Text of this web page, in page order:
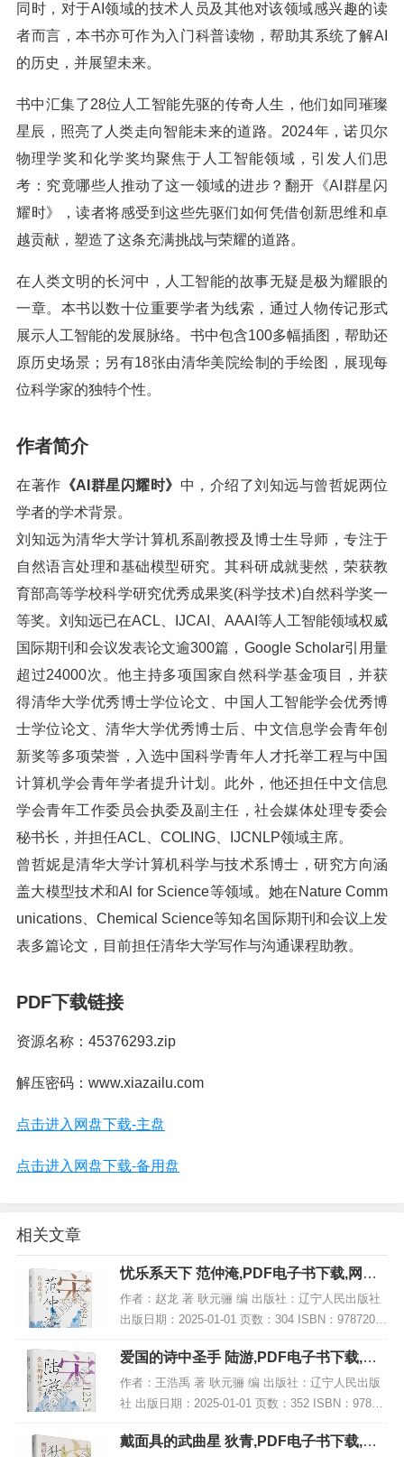
同时，对于AI领域的技术人员及其他对该领域感兴趣的读
者而言，本书亦可作为入门科普读物，帮助其系统了解AI
的历史，并展望未来。
书中汇集了28位人工智能先驱的传奇人生，他们如同璀璨
星辰，照亮了人类走向智能未来的道路。2024年，诺贝尔
物理学奖和化学奖均聚焦于人工智能领域，引发人们思
考：究竟哪些人推动了这一领域的进步？翻开《AI群星闪
耀时》，读者将感受到这些先驱们如何凭借创新思维和卓
越贡献，塑造了这条充满挑战与荣耀的道路。
在人类文明的长河中，人工智能的故事无疑是极为耀眼的
一章。本书以数十位重要学者为线索，通过人物传记形式
展示人工智能的发展脉络。书中包含100多幅插图，帮助还
原历史场景；另有18张由清华美院绘制的手绘图，展现每
位科学家的独特个性。
作者简介
在著作 《AI群星闪耀时》 中，介绍了刘知远与曾哲妮两位
学者的学术背景。
刘知远为清华大学计算机系副教授及博士生导师，专注于
自然语言处理和基础模型研究。其科研成就斐然，荣获教
育部高等学校科学研究优秀成果奖(科学技术)自然科学奖一
等奖。刘知远已在ACL、IJCAI、AAAI等人工智能领域权威
国际期刊和会议发表论文逾300篇，Google Scholar引用量
超过24000次。他主持多项国家自然科学基金项目，并获
得清华大学优秀博士学位论文、中国人工智能学会优秀博
士学位论文、清华大学优秀博士后、中文信息学会青年创
新奖等多项荣誉，入选中国科学青年人才托举工程与中国
计算机学会青年学者提升计划。此外，他还担任中文信息
学会青年工作委员会执委及副主任，社会媒体处理专委会
秘书长，并担任ACL、COLING、IJCNLP领域主席。
曾哲妮是清华大学计算机科学与技术系博士，研究方向涵
盖大模型技术和Al for Science等领域。她在Nature Comm
unications、Chemical Science等知名国际期刊和会议上发
表多篇论文，目前担任清华大学写作与沟通课程助教。
PDF下载链接
资源名称：45376293.zip
解压密码：www.xiazailu.com
点击进入网盘下载-主盘
点击进入网盘下载-备用盘
相关文章
忧乐系天下 范仲淹,PDF电子书下载,网盘
资源
作者：赵龙 著 耿元骊 编 出版社：辽宁人民出版社
出版日期：2025-01-01 页数：304 ISBN：97872051
11489 电子书大小：234MB [高清扫描版PDF格式]
内容...
爱国的诗中圣手 陆游,PDF电子书下载,网
盘资源
作者：王浩禹 著 耿元骊 编 出版社：辽宁人民出版
社 出版日期：2025-01-01 页数：352 ISBN：97872
05111564 电子书大小：256MB [高清扫描版PDF格
式] 内...
戴面具的武曲星 狄青,PDF电子书下载,网